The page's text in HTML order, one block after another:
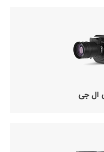
ال جی